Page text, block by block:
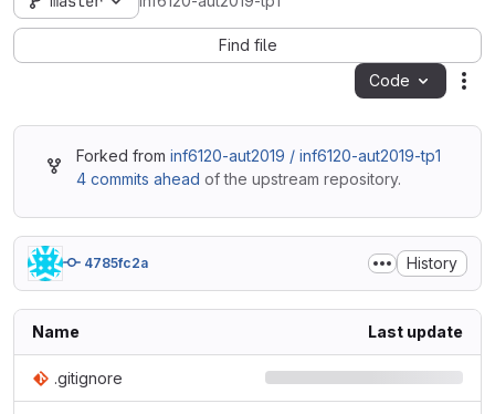
Find file
Code
Forked from inf6120-aut2019 / inf6120-aut2019-tp1
4 commits ahead of the upstream repository.
4785fc2a History
Name Last update
.gitignore